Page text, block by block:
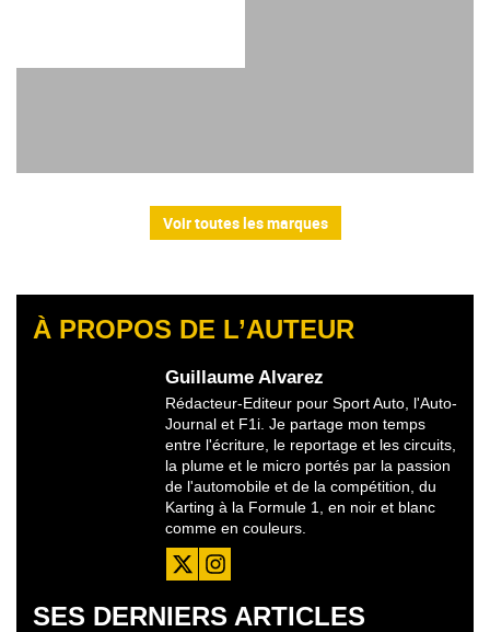
Voir toutes les marques
À PROPOS DE L’AUTEUR
Guillaume Alvarez
Rédacteur-Editeur pour Sport Auto, l'Auto-
Journal et F1i. Je partage mon temps
entre l'écriture, le reportage et les circuits,
la plume et le micro portés par la passion
de l'automobile et de la compétition, du
Karting à la Formule 1, en noir et blanc
comme en couleurs.
SES DERNIERS ARTICLES